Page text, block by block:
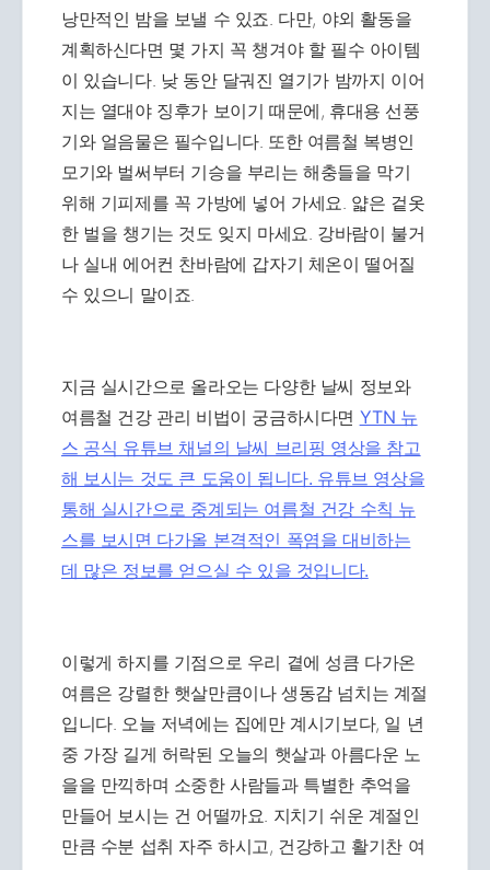
낭만적인 밤을 보낼 수 있죠. 다만, 야외 활동을
계획하신다면 몇 가지 꼭 챙겨야 할 필수 아이템
이 있습니다. 낮 동안 달궈진 열기가 밤까지 이어
지는 열대야 징후가 보이기 때문에, 휴대용 선풍
기와 얼음물은 필수입니다. 또한 여름철 복병인
모기와 벌써부터 기승을 부리는 해충들을 막기
위해 기피제를 꼭 가방에 넣어 가세요. 얇은 겉옷
한 벌을 챙기는 것도 잊지 마세요. 강바람이 불거
나 실내 에어컨 찬바람에 갑자기 체온이 떨어질
수 있으니 말이죠.
지금 실시간으로 올라오는 다양한 날씨 정보와
여름철 건강 관리 비법이 궁금하시다면 YTN 뉴
스 공식 유튜브 채널의 날씨 브리핑 영상을 참고
해 보시는 것도 큰 도움이 됩니다. 유튜브 영상을
통해 실시간으로 중계되는 여름철 건강 수칙 뉴
스를 보시면 다가올 본격적인 폭염을 대비하는
데 많은 정보를 얻으실 수 있을 것입니다.
이렇게 하지를 기점으로 우리 곁에 성큼 다가온
여름은 강렬한 햇살만큼이나 생동감 넘치는 계절
입니다. 오늘 저녁에는 집에만 계시기보다, 일 년
중 가장 길게 허락된 오늘의 햇살과 아름다운 노
을을 만끽하며 소중한 사람들과 특별한 추억을
만들어 보시는 건 어떨까요. 지치기 쉬운 계절인
만큼 수분 섭취 자주 하시고, 건강하고 활기찬 여